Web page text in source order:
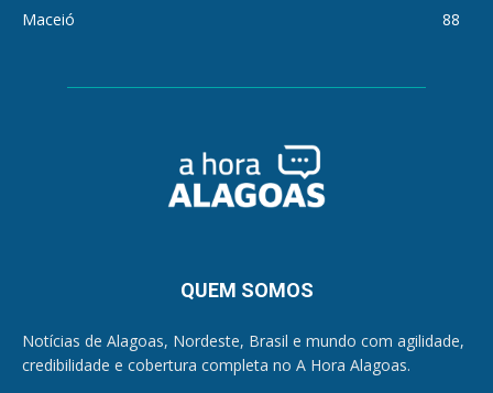
Maceió
88
QUEM SOMOS
Notícias de Alagoas, Nordeste, Brasil e mundo com agilidade,
credibilidade e cobertura completa no A Hora Alagoas.